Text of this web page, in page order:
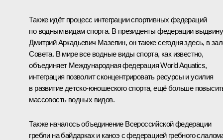
Также идёт процесс интеграции спортивных федераций
по водным видам спорта. В президенты федерации
Дмитрий Аркадьевич Мазепин, он также сегодня здесь, в
Совета. В мире все водные виды спорта, как известно,
объединяет Международная федерация World Aquatics,
интеграция позволит сконцентрировать ресурсы и усилия
в развитие детско-юношеского спорта, ещё больше
массовость водных видов.
Также началось объединение Всероссийской федерации
гребли на байдарках и каноэ с федерацией гребного